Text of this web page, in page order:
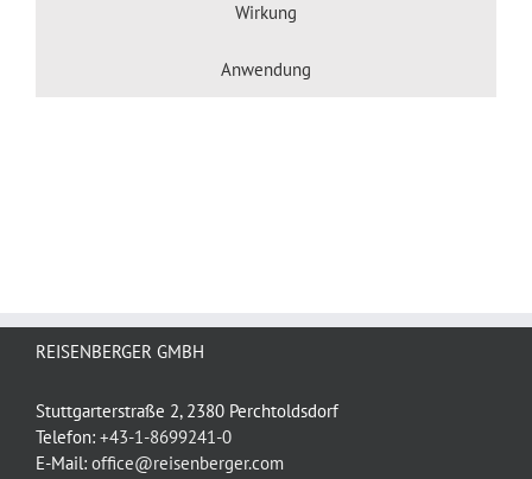
Wirkung
Anwendung
REISENBERGER GMBH
Stuttgarterstraße 2, 2380 Perchtoldsdorf
Telefon: +43-1-8699241-0
E-Mail: office@reisenberger.com